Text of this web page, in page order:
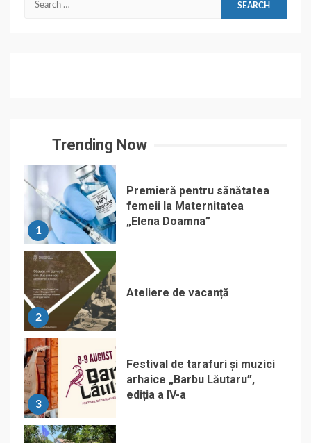
Trending Now
1
Premieră pentru sănătatea
femeii la Maternitatea
„Elena Doamna”
2
Ateliere de vacanță
3
Festival de tarafuri și muzici
arhaice „Barbu Lăutaru”,
ediția a IV-a